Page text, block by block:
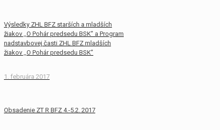
Výsledky ZHL BFZ starších a mladších
žiakov ,,O Pohár predsedu BSK” a Program
nadstavbovej časti ZHL BFZ mladších
žiakov ,,O Pohár predsedu BSK”
1. februára 2017
Obsadenie ZT R BFZ 4.-5.2. 2017